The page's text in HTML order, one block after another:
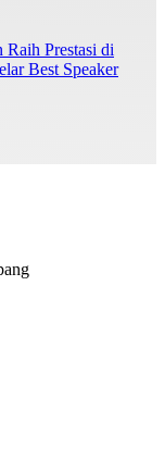
Raih Prestasi di
Best Speaker